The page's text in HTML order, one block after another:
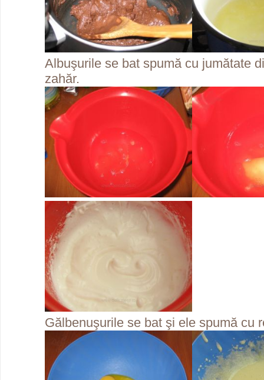
Albuşurile se bat spumă cu jumătate
zahăr.
Gălbenuşurile se bat şi ele spumă cu